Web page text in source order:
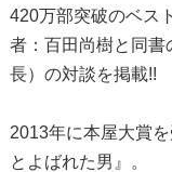
420万部突破のベス
者：百田尚樹と同書
長）の対談を掲載!!
2013年に本屋大賞
とよばれた男』。